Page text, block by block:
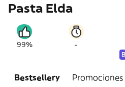
Pasta Elda
99% -
Bestsellery Promociones